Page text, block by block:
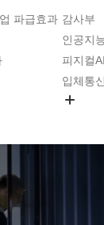
파급효과 감사부
인공지
피지컬
입체통